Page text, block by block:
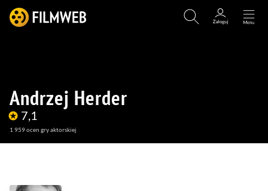
Andrzej Herder
7,1
1 959ocen gry aktorskiej